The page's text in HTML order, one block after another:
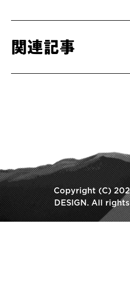
関連記事
Copyright (C)
DESIGN. All